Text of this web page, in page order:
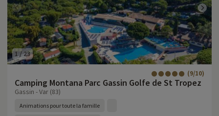
1 /23
Camping Montana Parc Gassin Golfe de St Tropez
(9/10)
Gassin - Var (83)
Animations pour toute la famille